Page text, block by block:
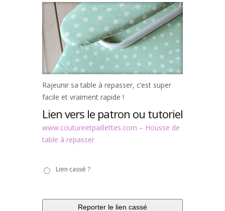
Rajeunir sa table à repasser, c’est super
facile et vraiment rapide !
Lien vers le patron ou tutoriel
www.coutureetpaillettes.com – Housse de
table à repasser
casséLien cassé ?